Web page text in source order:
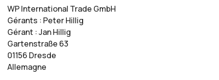
WP International Trade GmbH
Gérants : Peter Hillig
Gérant : Jan Hillig
Gartenstraße 63
01156 Dresde
Allemagne